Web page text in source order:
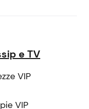
e TV
VIP
VIP